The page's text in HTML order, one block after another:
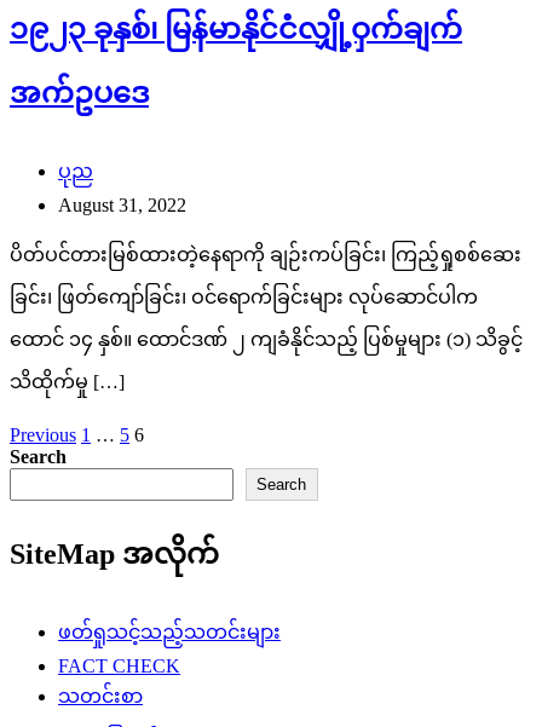
၁၉၂၃ ခုနှစ်၊ မြန်မာနိုင်ငံလျှို့ဝှက်ချက်
အက်ဥပဒေ
ပုည
August 31, 2022
ပိတ်ပင်တားမြစ်ထားတဲ့နေရာကို ချဉ်းကပ်ခြင်း၊ ကြည့်ရှုစစ်ဆေး
ခြင်း၊ ဖြတ်ကျော်ခြင်း၊ ဝင်ရောက်ခြင်းများ လုပ်ဆောင်ပါက
ထောင် ၁၄ နှစ်။ ထောင်ဒဏ် ၂ ကျခံနိုင်သည့် ပြစ်မှုများ (၁) သိခွင့်
သိထိုက်မှု […]
Posts
pagination
Previous 1 … 5 6
Search
Search
SiteMap အလိုက်
ဖတ်ရှုသင့်သည့်သတင်းများ
FACT CHECK
သတင်းစာ